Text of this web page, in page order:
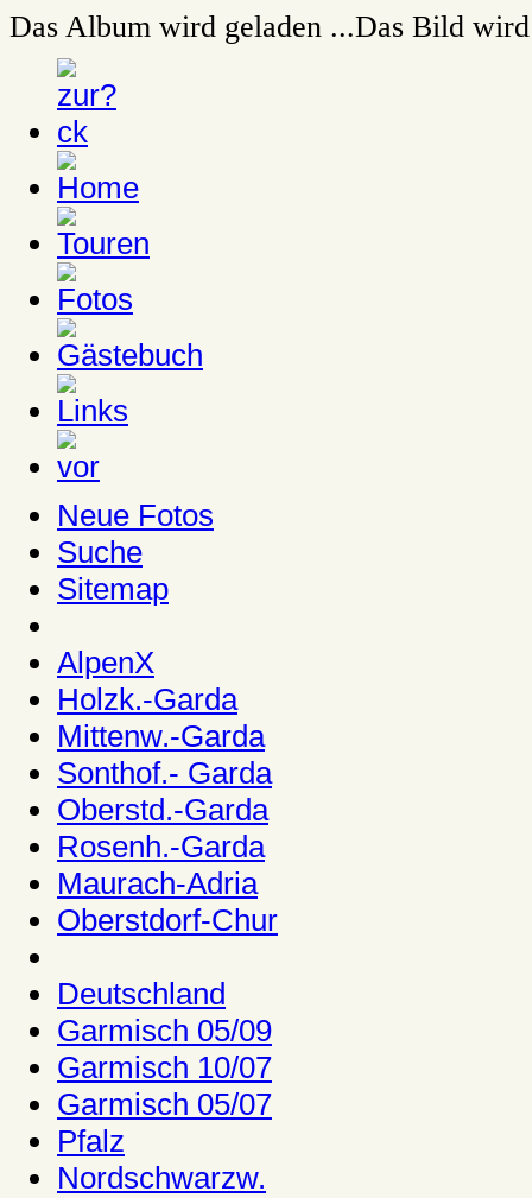
Das Album wird geladen ...Das Bild
Neue Fotos
Suche
Sitemap
AlpenX
Holzk.-Garda
Mittenw.-Garda
Sonthof.- Garda
Oberstd.-Garda
Rosenh.-Garda
Maurach-Adria
Oberstdorf-Chur
Deutschland
Garmisch 05/09
Garmisch 10/07
Garmisch 05/07
Pfalz
Nordschwarzw.